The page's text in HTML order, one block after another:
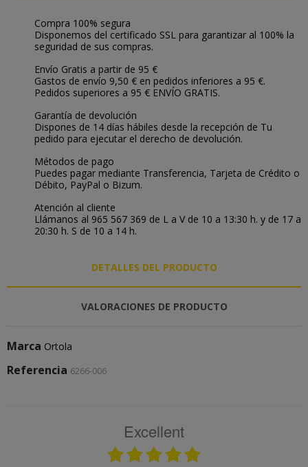
Compra 100% segura
Disponemos del certificado SSL para garantizar al 100% la
seguridad de sus compras.
Envío Gratis a partir de 95 €
Gastos de envío 9,50 € en pedidos inferiores a 95 €.
Pedidos superiores a 95 € ENVÍO GRATIS.
Garantía de devolución
Dispones de 14 días hábiles desde la recepción de Tu
pedido para ejecutar el derecho de devolución.
Métodos de pago
Puedes pagar mediante Transferencia, Tarjeta de Crédito o
Débito, PayPal o Bizum.
Atención al cliente
Llámanos al 965 567 369 de L a V de 10 a 13:30 h. y de 17 a
20:30 h. S de 10 a 14 h.
DETALLES DEL PRODUCTO
VALORACIONES DE PRODUCTO
Marca Ortola
Referencia 6266-006
Excellent